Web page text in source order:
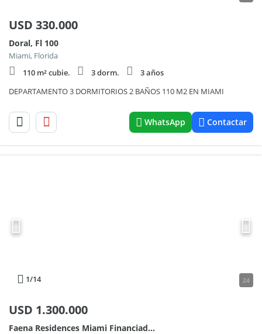
USD 330.000
Doral, Fl 100
Miami, Florida
110 m² cubie.
3 dorm.
3 años
DEPARTAMENTO 3 DORMITORIOS 2 BAÑOS 110 M2 EN MIAMI
WhatsApp Contactar
1/14 24
USD 1.300.000
Faena Residences Miami Financiado A Estrenar 600